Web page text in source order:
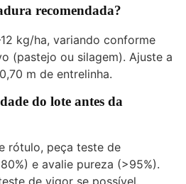
recomendada?
kg/ha, variando conforme
(pastejo ou silagem). Ajuste a
m de entrelinha.
do lote antes da
rótulo, peça teste de
e avalie pureza (>95%).